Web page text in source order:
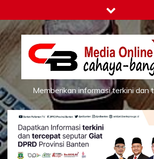
to
content
Memberikan informasi terkini dan